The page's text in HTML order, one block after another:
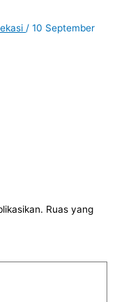
/10 September
Ruas yang